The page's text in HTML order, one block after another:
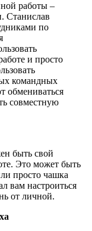
работы –
Станислав
по
и просто
командных
обмениваться
совместную
быть свой
Это может быть
просто чашка
вам настроиться
от личной.